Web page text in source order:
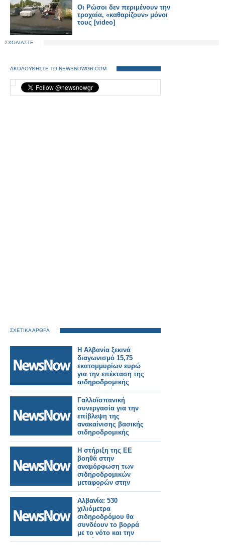
Οι Ρώσοι δεν περιμένουν την
τροχαία, «καθαρίζουν» μόνοι
τους [video]
ΣΧΟΛΙΑΣΤΕ
ΑΚΟΛΟΥΘΗΣΤΕ ΤΟ NEWSNOWGR.COM
ΣΧΕΤΙΚΑ ΑΡΘΡΑ
Η Αλβανία ξεκινά
διαγωνισμό 15,75
εκατομμυρίων ευρώ
για την επέκταση της
σιδηροδρομικής
γραμμής Τίρανα-
Δυρράχιο.
Γαλλοϊσπανική
συνεργασία για την
επίβλεψη της
ανακαίνισης βασικής
σιδηροδρομικής
γραμμής στην
Αλβανία.
Η στήριξη της ΕΕ
βοηθά στην
αναμόρφωση των
σιδηροδρομικών
μεταφορών στην
Αλβανία
Αλβανία: 530
χιλιόμετρα
σιδηροδρόμου θα
συνδέουν το βορρά
με το νότο και την
Ευρώπη